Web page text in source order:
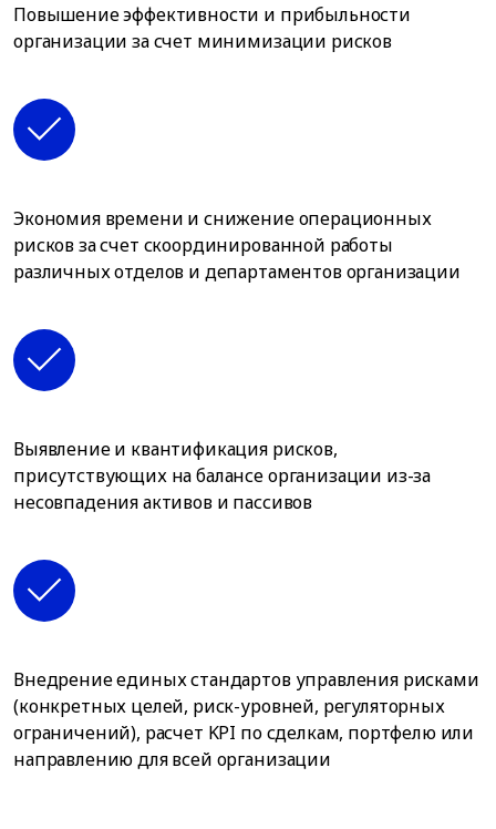
Повышение эффективности и прибыльности
организации за счет минимизации рисков
Экономия времени и снижение операционных
рисков за счет скоординированной работы
различных отделов и департаментов организации
Выявление и квантификация рисков,
присутствующих на балансе организации из-за
несовпадения активов и пассивов
Внедрение единых стандартов управления рисками
(конкретных целей, риск-уровней, регуляторных
ограничений), расчет KPI по сделкам, портфелю или
направлению для всей организации